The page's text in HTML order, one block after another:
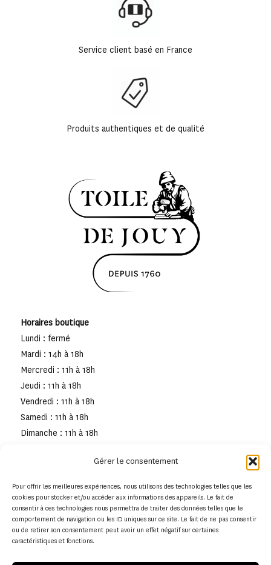
Gérer le consentement
Pour offrir les meilleures expériences, nous utilisons des technologies telles que les
cookies pour stocker et/ou accéder aux informations des appareils. Le fait de
consentir à ces technologies nous permettra de traiter des données telles que le
comportement de navigation ou les ID uniques sur ce site. Le fait de ne pas consentir
ou de retirer son consentement peut avoir un effet négatif sur certaines
caractéristiques et fonctions.
Service client basé en France
Produits authentiques et de qualité
Horaires boutique
Lundi : fermé
Mardi : 14h à 18h
Mercredi : 11h à 18h
Jeudi : 11h à 18h
Vendredi : 11h à 18h
Samedi : 11h à 18h
Dimanche : 11h à 18h